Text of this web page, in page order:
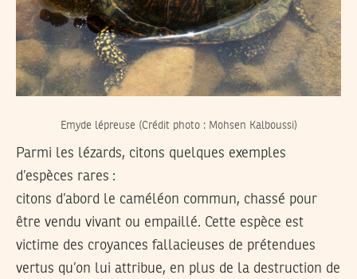
Emyde lépreuse (Crédit photo : Mohsen Kalboussi)
Parmi les lézards, citons quelques exemples
d’espèces rares :
citons d’abord le caméléon commun, chassé pour
être vendu vivant ou empaillé. Cette espèce est
victime des croyances fallacieuses de prétendues
vertus qu’on lui attribue, en plus de la destruction de